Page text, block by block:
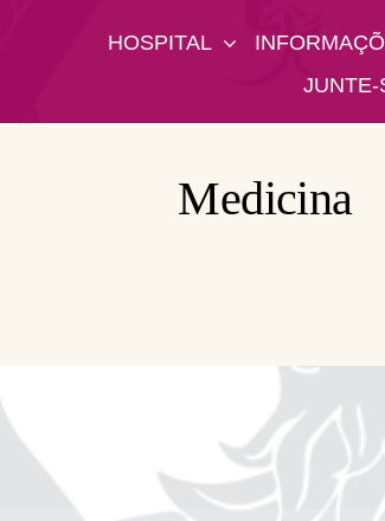
HOSPITAL
JUNTE-
Medicina